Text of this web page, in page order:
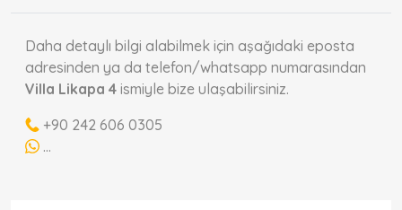
Daha detaylı bilgi alabilmek için aşağıdaki eposta
adresinden ya da telefon/whatsapp numarasından
Villa Likapa 4 ismiyle bize ulaşabilirsiniz.
+90 242 606 0305
...